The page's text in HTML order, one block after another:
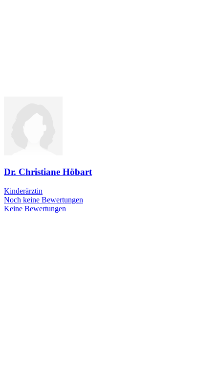
Dr. Christiane Höbart
Kinderärztin
Noch keine Bewertungen
Keine Bewertungen